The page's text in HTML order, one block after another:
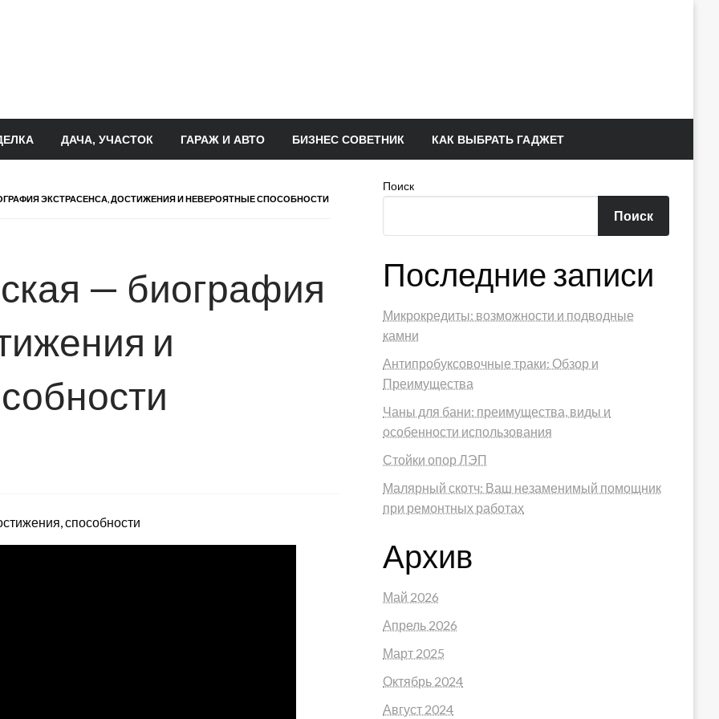
ДАЧА, УЧАСТОК ГАРАЖ И АВТО БИЗНЕС СОВЕТНИК КАК ВЫБРАТЬ ГАДЖЕТ
ЭКСТРАСЕНСА, ДОСТИЖЕНИЯ И НЕВЕРОЯТНЫЕ СПОСОБНОСТИ
— биография
и
Поиск
Поиск
Последние записи
Микрокредиты: возможности и подводные
камни
Антипробуксовочные траки: Обзор и
Преимущества
Чаны для бани: преимущества, виды и
особенности использования
Стойки опор ЛЭП
Малярный скотч: Ваш незаменимый помощник
при ремонтных работах
Архив
Май 2026
Апрель 2026
Март 2025
Октябрь 2024
Август 2024